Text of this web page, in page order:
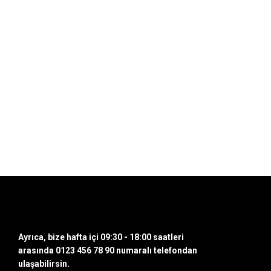
Ayrıca, bize hafta içi 09:30 - 18:00 saatleri
arasında 0123 456 78 90 numaralı telefondan
ulaşabilirsin.